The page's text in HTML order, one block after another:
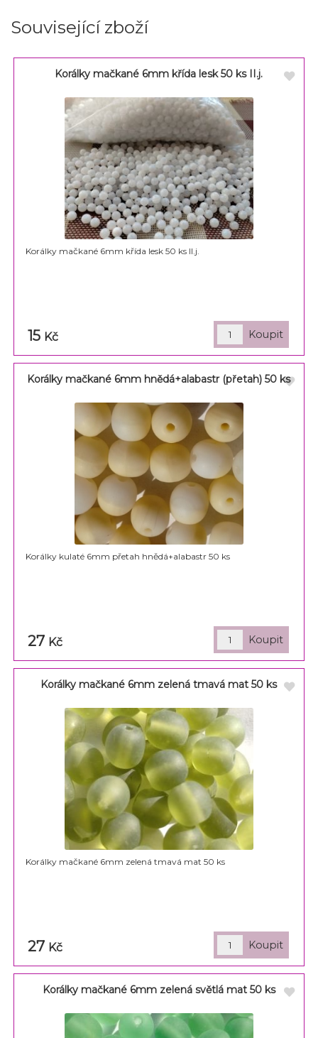
Související zboží
Korálky mačkané 6mm křída lesk 50 ks II.j.
Korálky mačkané 6mm křída lesk 50 ks II.j.
15 Kč
Korálky mačkané 6mm hnědá+alabastr (přetah) 50 ks
Korálky kulaté 6mm přetah hnědá+alabastr 50 ks
27 Kč
Korálky mačkané 6mm zelená tmavá mat 50 ks
Korálky mačkané 6mm zelená tmavá mat 50 ks
27 Kč
Korálky mačkané 6mm zelená světlá mat 50 ks